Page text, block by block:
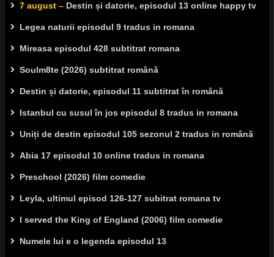
7 august – Destin și datorie, episodul 13 online happy tv
Legea naturii episodul 9 tradus in romana
Mireasa episodul 428 subtitrat romana
Soulm8te (2026) subtitrat română
Destin și datorie, episodul 11 subtitrat în română
Istanbul cu susul în jos episodul 8 tradus in romana
Uniți de destin episodul 105 sezonul 2 tradus in română
Abia 17 episodul 10 online tradus in romana
Preschool (2026) film comedie
Leyla, ultimul episod 126-127 subitrat romana tv
I served the King of England (2006) film comedie
Numele lui e o legenda episodul 13